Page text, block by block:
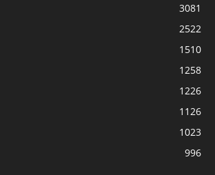
3081
2522
1510
1258
1226
1126
1023
996